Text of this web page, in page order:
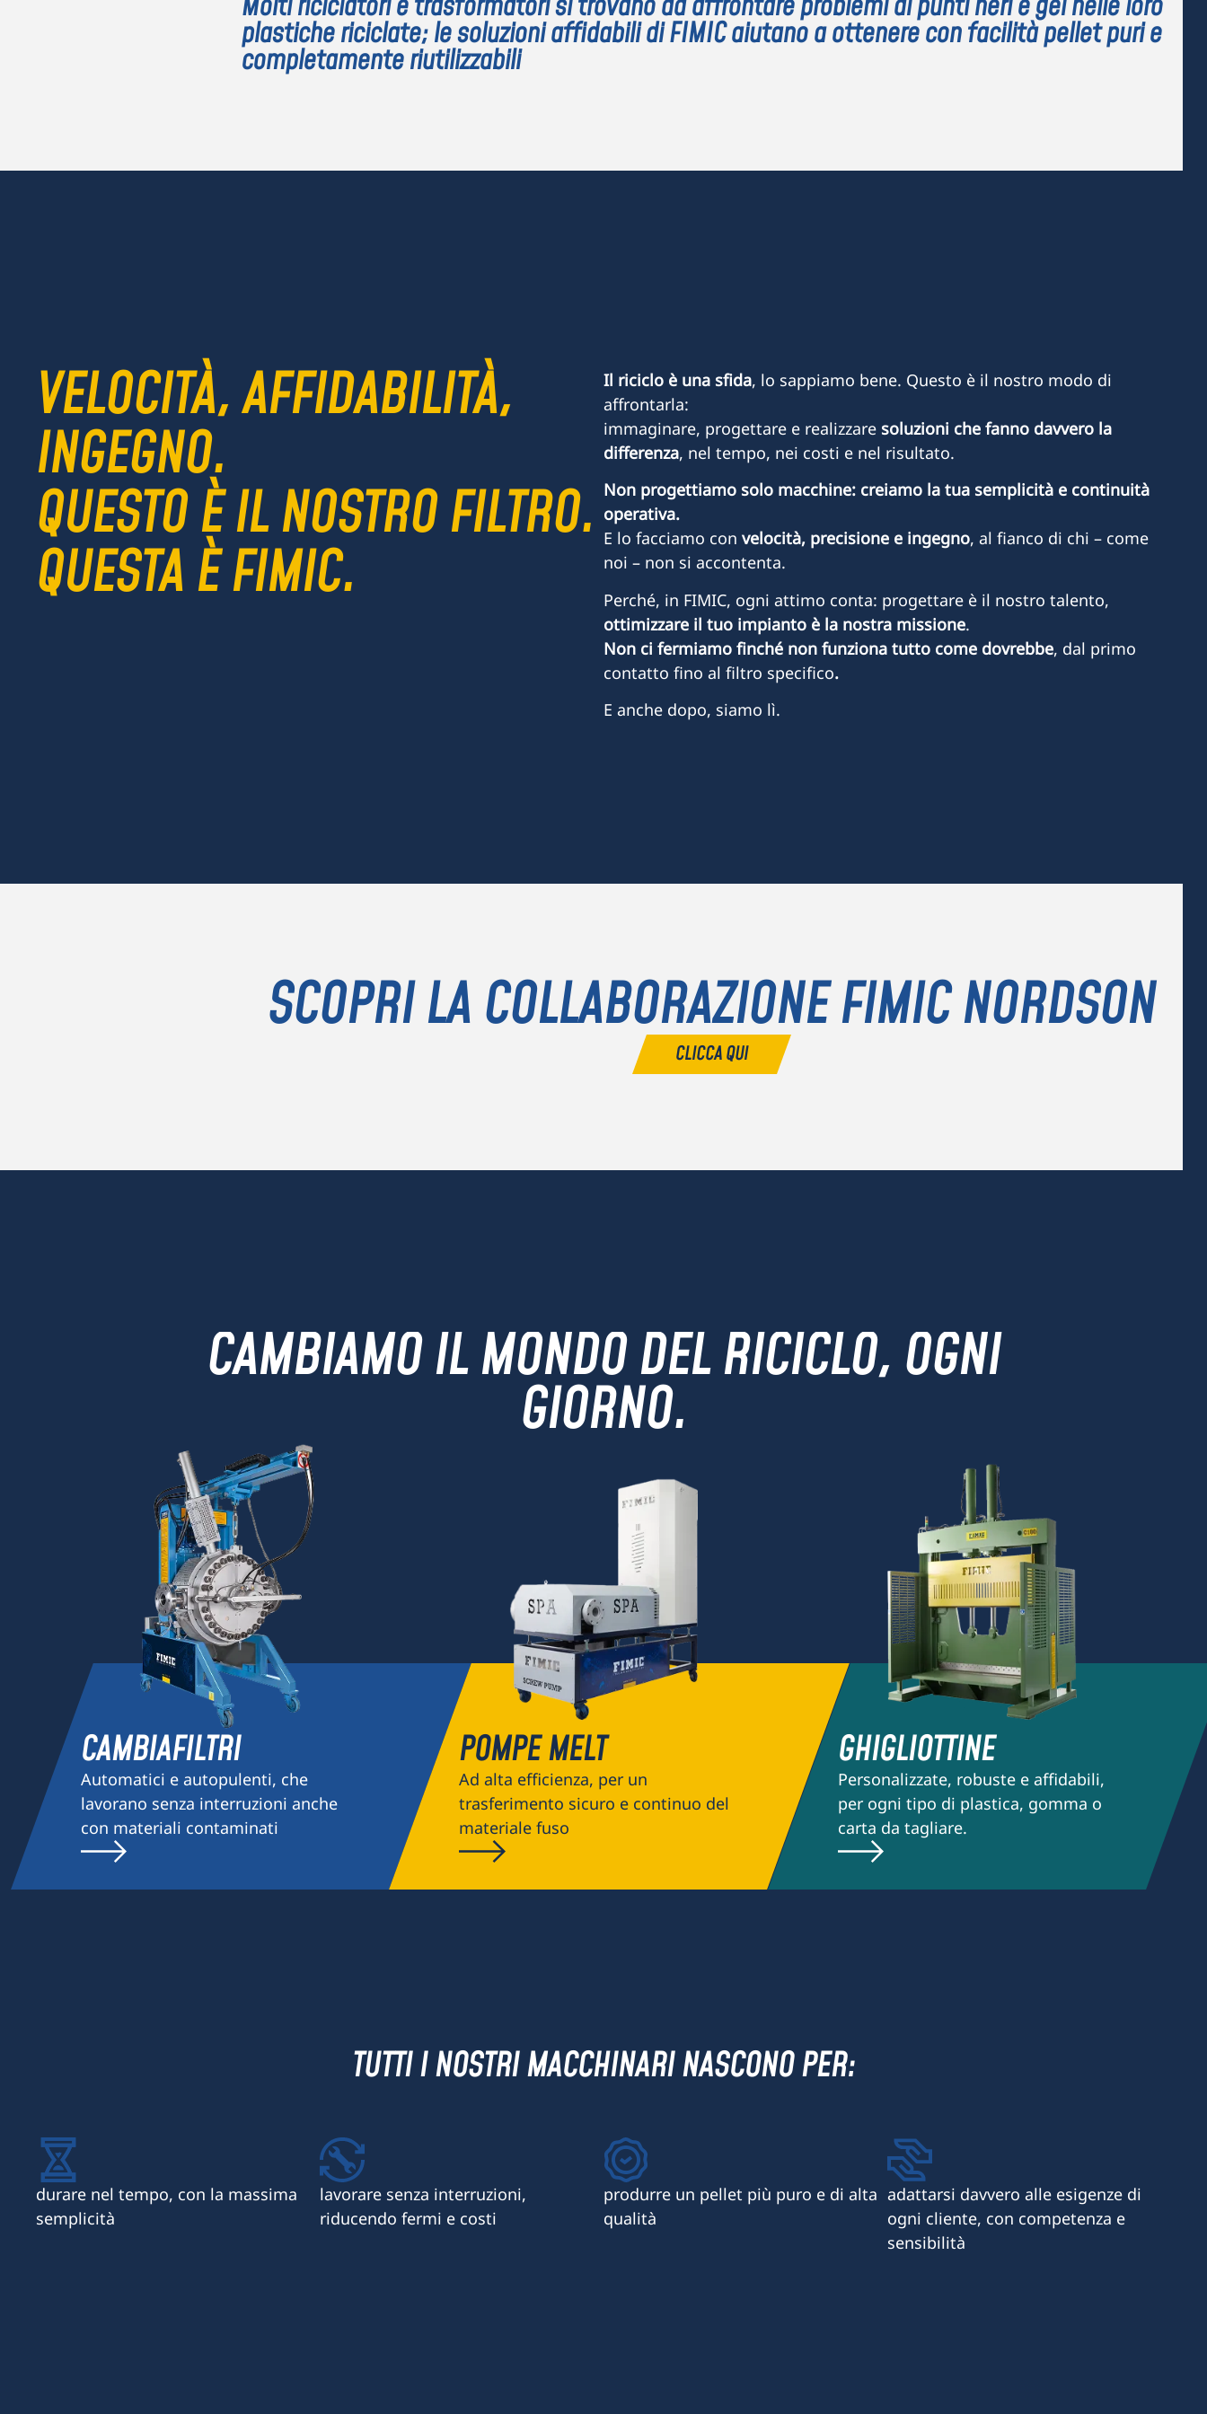
plastiche riciclate; le soluzioni affidabili di FIMIC aiutano a ottenere con facilità pellet puri e
completamente riutilizzabili
VELOCITÀ, AFFIDABILITÀ,
INGEGNO.
QUESTO È IL NOSTRO FILTRO.
QUESTA È FIMIC.
Il riciclo è una sfida, lo sappiamo bene. Questo è il nostro modo di
affrontarla:
immaginare, progettare e realizzare soluzioni che fanno davvero la
differenza, nel tempo, nei costi e nel risultato.
Non progettiamo solo macchine: creiamo la tua semplicità e continuità
operativa.
E lo facciamo con velocità, precisione e ingegno, al fianco di chi – come
noi – non si accontenta.
Perché, in FIMIC, ogni attimo conta: progettare è il nostro talento,
ottimizzare il tuo impianto è la nostra missione.
Non ci fermiamo finché non funziona tutto come dovrebbe, dal primo
contatto fino al filtro specifico.
E anche dopo, siamo lì.
SCOPRI LA COLLABORAZIONE FIMIC NORDSON
CLICCA QUI
CAMBIAMO IL MONDO DEL RICICLO, OGNI
GIORNO.
CAMBIAFILTRI
Automatici e autopulenti, che
lavorano senza interruzioni anche
con materiali contaminati
POMPE MELT
Ad alta efficienza, per un
trasferimento sicuro e continuo del
materiale fuso
GHIGLIOTTINE
Personalizzate, robuste e affidabili,
per ogni tipo di plastica, gomma o
carta da tagliare.
TUTTI I NOSTRI MACCHINARI NASCONO PER:
durare nel tempo, con la massima
semplicità
lavorare senza interruzioni,
riducendo fermi e costi
produrre un pellet più puro e di alta
qualità
adattarsi davvero alle esigenze di
ogni cliente, con competenza e
sensibilità